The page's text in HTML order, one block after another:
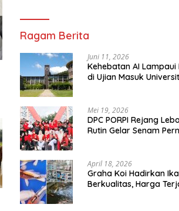
Ragam Berita
Juni 11, 2026
Kehebatan AI Lampaui
di Ujian Masuk
Mei 19, 2026
DPC PORPI Rejang
Rutin Gelar Senam
April 18, 2026
Graha Koi Hadirkan
Berkualitas, Harga